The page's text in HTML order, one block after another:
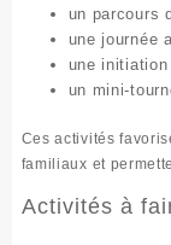
un parcours
une journée
une
un mini-
Ces activités
familiaux et
Activités à